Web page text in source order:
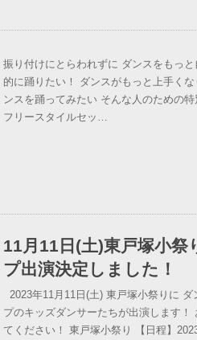
振り付けにとらわれずに ダンスをもっ
的に踊りたい！ ダンスがもっと上手く
ンスを踊ってみたい そんな人のための
フリースタイルセッ…
11月11日(土)東戸塚小祭
プ出演決定しました！
2023年11月11日(土) 東戸塚小祭りに ダ
プのキッズダンサーたちが出演します！
てください！ 東戸塚小祭り 【日程】